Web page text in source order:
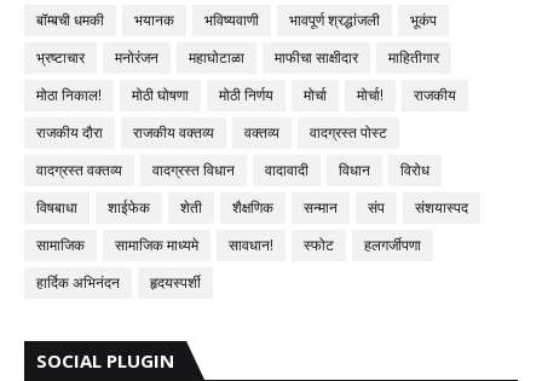
बॉम्बची धमकी
भयानक भविष्यवाणी भावपूर्ण श्रद्धांजली
भूकंप
भ्रष्टाचार
मनोरंजन महाघोटाळा माफीचा साक्षीदार
माहितीगार
मोठा निकाल!
मोठी घोषणा मोठी निर्णय मोर्चा मोर्चा!
राजकीय
राजकीय दौरा
राजकीय वक्तव्य वक्तव्य
वादग्रस्त पोस्ट
वादग्रस्त वक्तव्य
वादग्रस्त विधान वादावादी विधान
विरोध
विषबाधा
शाईफेक शेती शैक्षणिक सन्मान संप
संशयास्पद
सामाजिक
सामाजिक माध्यमे सावधान! स्फोट
हलगर्जीपणा
हार्दिक अभिनंदन
हृदयस्पर्शी
SOCIAL PLUGIN